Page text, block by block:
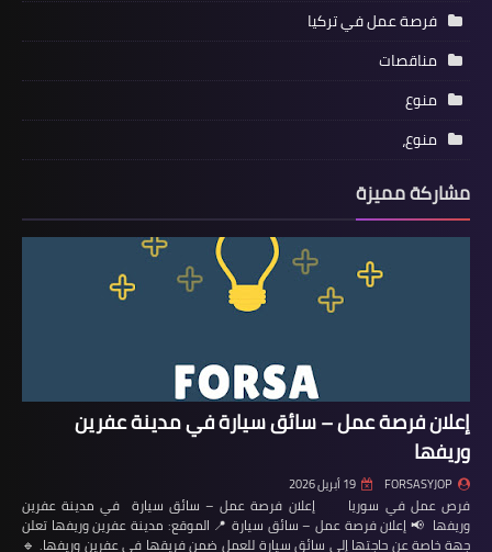
فرصة عمل في تركيا
مناقصات
منوع
منوع،
مشاركة مميزة
إعلان فرصة عمل – سائق سيارة في مدينة عفرين
وريفها
FORSASYJOP 19 أبريل 2026
فرص عمل في سوريا إعلان فرصة عمل – سائق سيارة في مدينة عفرين
وريفها 📢 إعلان فرصة عمل – سائق سيارة 📍 الموقع: مدينة عفرين وريفها تعلن
جهة خاصة عن حاجتها إلى سائق سيارة للعمل ضمن فريقها في عفرين وريفها. 🔹